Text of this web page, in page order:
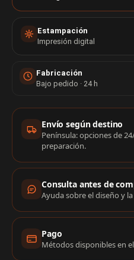
Estampación
Impresión digital
Fabricación
Bajo pedido · 24 h
Información de
Envío según destino
Península: opciones de
preparación.
Consulta antes de
Ayuda sobre el diseño y
Pago
Métodos disponibles en